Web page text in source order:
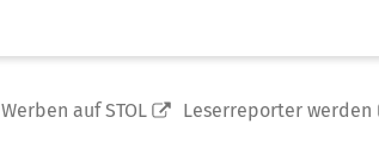
Werben auf STOL Leserreporter werden